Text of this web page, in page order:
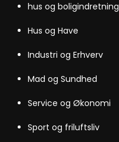
hus og boligindretning
Hus og Have
Industri og Erhverv
Mad og Sundhed
Service og Økonomi
Sport og friluftsliv